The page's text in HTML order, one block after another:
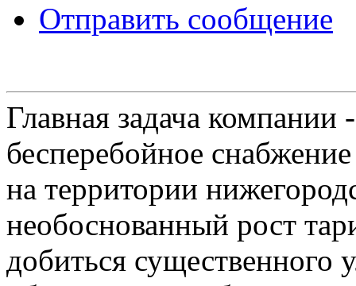
Отправить сообщение
Главная задача
бесперебойное
на территории
необоснованный рост
добиться существенного